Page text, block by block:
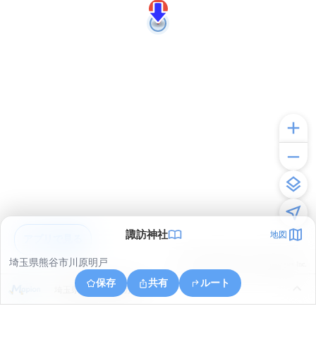
諏訪神社 地図
埼玉県熊谷市川原明戸
保存
共有 ルート
埼玉県熊谷市川原明戸